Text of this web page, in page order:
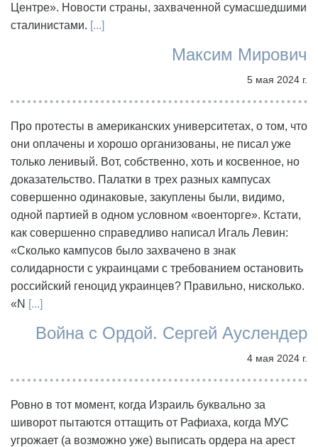
Центре». Новости страны, захваченной сумасшедшими
сталинистами. [...]
Максим Мирович
5 мая 2024 г.
Про протесты в американских университетах, о том, что
они оплачены и хорошо организованы, не писал уже
только ленивый. Вот, собственно, хоть и косвенное, но
доказательство. Палатки в трех разных кампусах
совершенно одинаковые, закуплены были, видимо,
одной партией в одном условном «военторге». Кстати,
как совершенно справедливо написал Игаль Левин:
«Сколько кампусов было захвачено в знак
солидарности с украинцами с требованием остановить
российский геноцид украинцев? Правильно, нисколько.
«N [...]
Война с Ордой. Сергей Ауслендер
4 мая 2024 г.
Ровно в тот момент, когда Израиль буквально за
шиворот пытаются оттащить от Рафиаха, когда МУС
угрожает (а возможно уже) выписать ордера на арест